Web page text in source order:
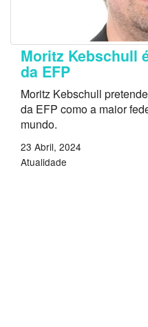
Moritz Kebschull
da EFP
Moritz Kebschull
da EFP como a maior
mundo.
23 Abril, 2024
Atualidade